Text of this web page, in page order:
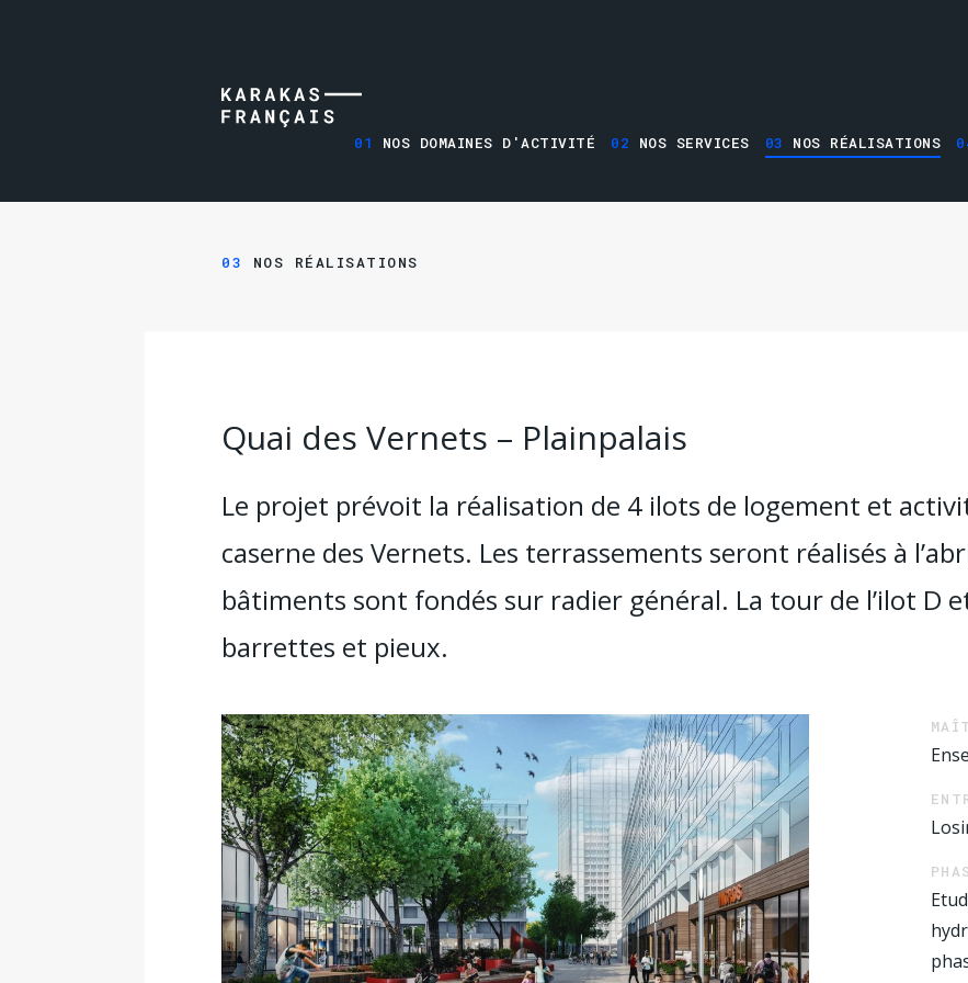
01 NOS DOMAINES D'ACTIVITÉ 02 NOS SERVICES 03 NOS RÉALISATIONS
03 NOS RÉALISATIONS
Quai des Vernets – Plainpalais
Le projet prévoit la réalisation de 4 ilots de logement et
caserne des Vernets. Les terrassements seront réalisés à
bâtiments sont fondés sur radier général. La tour de l’ilot D
barrettes et pieux.